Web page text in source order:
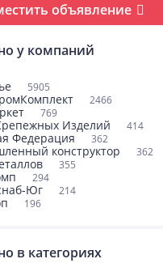
объявление
у компаний
5905
2466
769
Изделий 414
Федерация 362
конструктор 362
355
294
Юг 214
196
в категориях